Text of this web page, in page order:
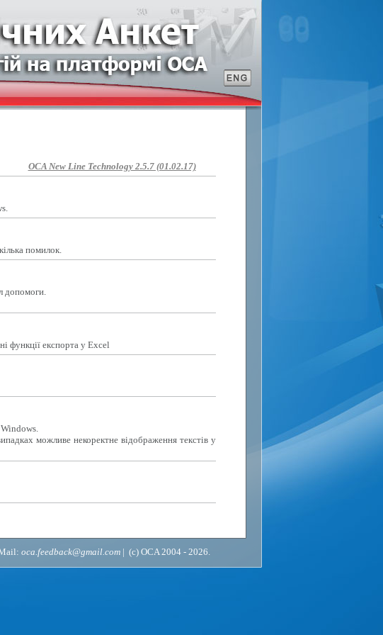
OCA New Line Technology 2.5.7 (01.02.17)
помилок.
допомоги.
функції експорта у Excel
Windows.
можливе некоректне відображення текстів у
oca.feedback@gmail.com | (c) OCA 2004 - 2026.